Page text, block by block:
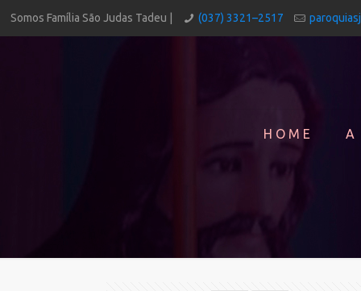
Somos Família São Judas Tadeu | (037) 3321–2517
HOME A